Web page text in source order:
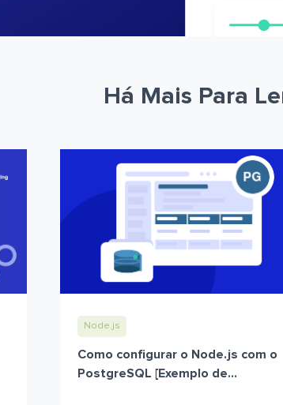
Há Mais Para
Node.js
Como configurar o Node.js com o
PostgreSQL [Exemplo de...